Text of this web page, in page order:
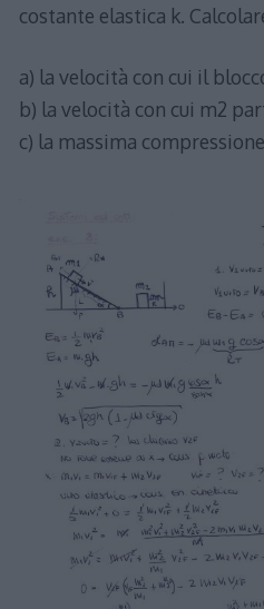
costante elastica k.
a) la velocità con cui il
b) la velocità con cui m2
c) la massima